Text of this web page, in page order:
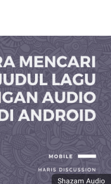
Shazam Audio